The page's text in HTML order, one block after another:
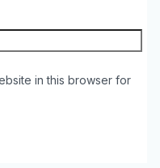
in this browser for